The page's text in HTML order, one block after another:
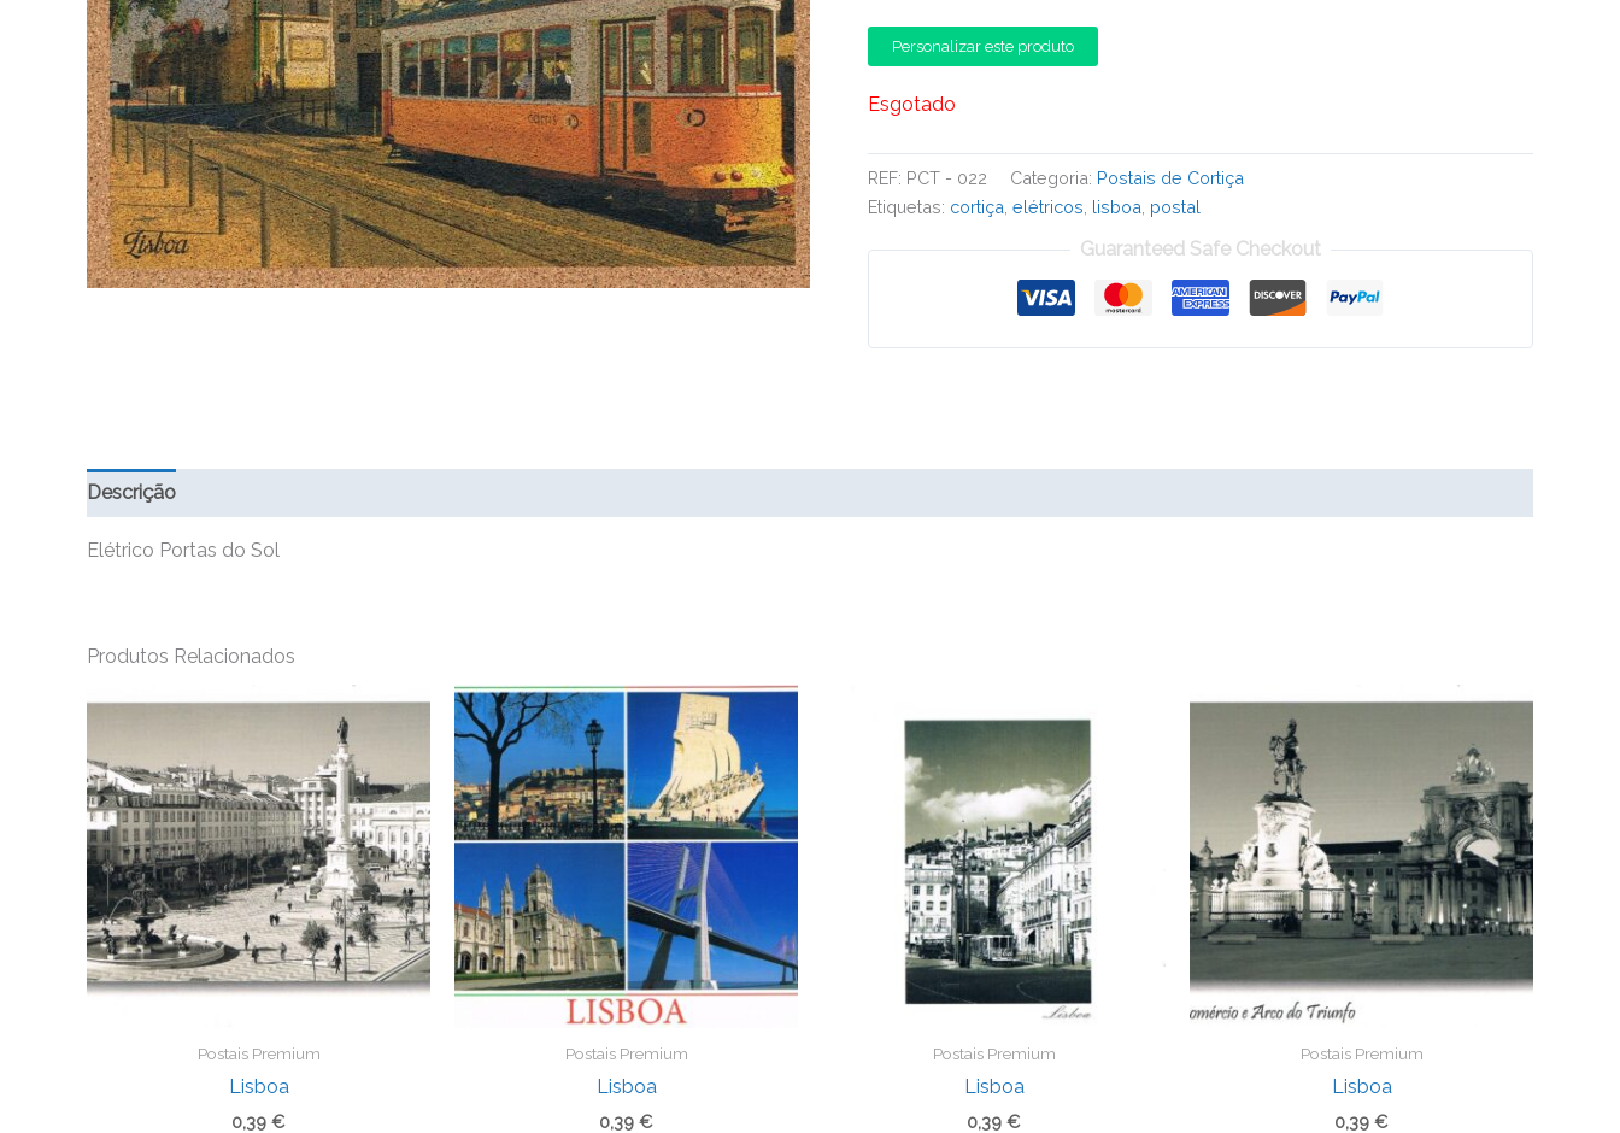
Personalizar este produto
Esgotado
REF: PCT - 022 Categoria: Postais de Cortiça
Etiquetas: cortiça elétricos lisboa postal
Guaranteed Safe Checkout
Descrição
Elétrico Portas do Sol
Produtos Relacionados
Postais Premium
Lisboa
0,39 €
Postais Premium
Lisboa
0,39 €
Postais Premium
Lisboa
0,39 €
Postais Premium
Lisboa
0,39 €